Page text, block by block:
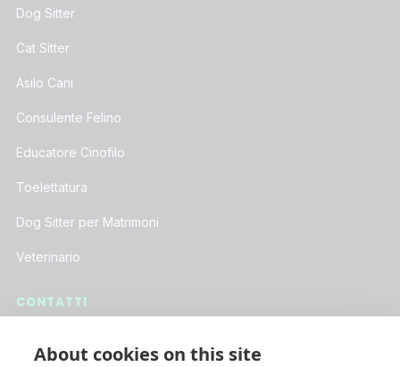
Dog Sitter
Cat Sitter
Asilo Cani
Consulente Felino
Educatore Cinofilo
Toelettatura
Dog Sitter per Matrimoni
Veterinario
CONTATTI
About cookies on this site